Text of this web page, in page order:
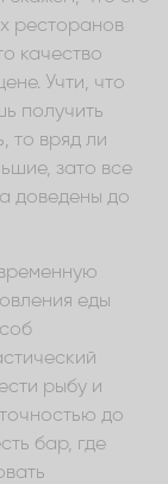
ресторанов
качество
Учти, что
получить
то вряд ли
зато все
доведены до
еды
рыбу и
до
бар, где